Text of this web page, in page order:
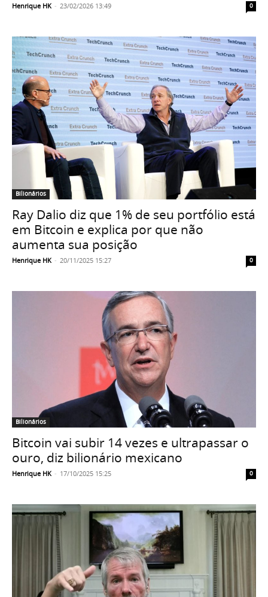
Henrique HK - 23/02/2026 13:49 0
Bilionários
Ray Dalio diz que 1% de seu portfólio está
em Bitcoin e explica por que não
aumenta sua posição
Henrique HK - 20/11/2025 15:27 0
Bilionários
Bitcoin vai subir 14 vezes e ultrapassar o
ouro, diz bilionário mexicano
Henrique HK - 17/10/2025 15:25 0